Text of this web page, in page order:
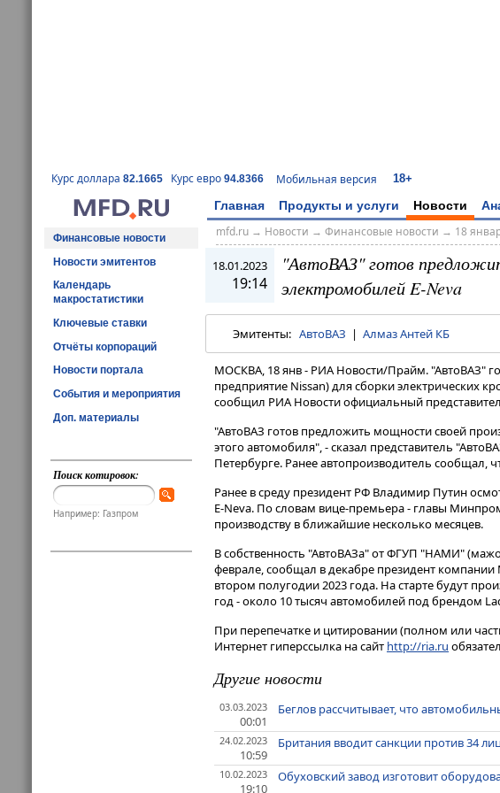
Курс доллара 82.1665 Курс евро 94.8366 Мобильная версия 18+
Главная Продукты и услуги Новости
Финансовые новости
Новости эмитентов
Календарь
макростатистики
Ключевые ставки
Отчёты корпораций
Новости портала
События и мероприятия
Доп. материалы
Поиск котировок:
Например: Газпром
mfd.ru→ Новости → Финансовые новости → 18
18.01.2023
19:14
"АвтоВАЗ" готов
электромобилей E-Neva
Эмитенты: АвтоВАЗ | Алмаз Антей КБ
МОСКВА, 18 янв - РИА Новости/Прайм. "АвтоВАЗ"
предприятие Nissan) для сборки электрических
сообщил РИА Новости официальный
"АвтоВАЗ готов предложить мощности своей
этого автомобиля", - сказал представитель
Петербурге​​​. Ранее автопроизводитель сообщал,
Ранее в среду президент РФ Владимир Путин
E-Neva. По словам вице-премьера - главы
производству в ближайшие несколько месяцев.
В собственность "АвтоВАЗа" от ФГУП "НАМИ"
феврале, сообщал в декабре президент
втором полугодии 2023 года. На старте будут
год - около 10 тысяч автомобилей под брендом
При перепечатке и цитировании (полном или
Интернет гиперссылка на сайт http://ria.ru
Другие новости
03.03.2023
00:01
Беглов рассчитывает, что
24.02.2023
10:59
Британия вводит санкции против 34
10.02.2023
19:10
Обуховский завод изготовит